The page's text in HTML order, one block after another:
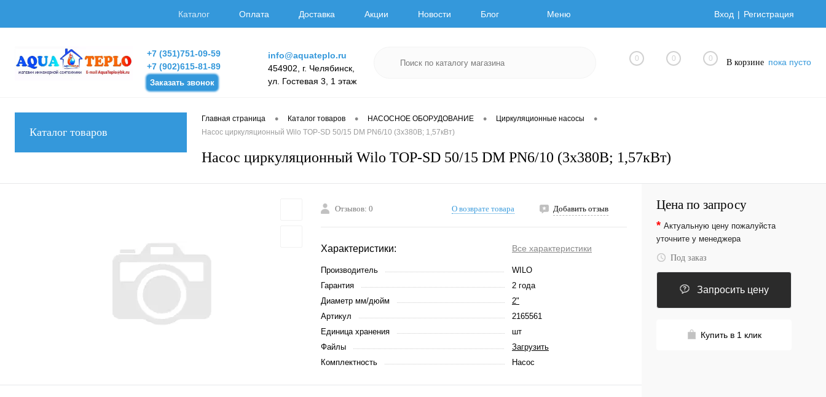
Каталог Оплата Доставка Акции Новости Блог Меню Вход Регистрация
+7 (351)751-09-59
+7 (902)615-81-89
Заказать звонок
info@aquateplo.ru
454902, г. Челябинск,
ул. Гостевая 3, 1 этаж
0 0 0 В корзине пока пусто
Каталог товаров
Главная страница • Каталог товаров • НАСОСНОЕ ОБОРУДОВАНИЕ • Циркуляционные насосы •
Насос циркуляционный Wilo TOP-SD 50/15 DM PN6/10 (3х380В; 1,57кВт)
Насос циркуляционный Wilo TOP-SD 50/15 DM PN6/10 (3х380В; 1,57кВт)
Отзывов: 0 О возврате товара Добавить отзыв
Характеристики: Все характеристики
Производитель
WILO
Гарантия
2 года
Диаметр мм/дюйм
2"
Артикул
2165561
Единица хранения
шт
Файлы
Загрузить
Комплектность
Насос
Цена по запросу
* Актуальную цену пожалуйста
уточните у менеджера
Под заказ
Запросить цену
Купить в 1 клик